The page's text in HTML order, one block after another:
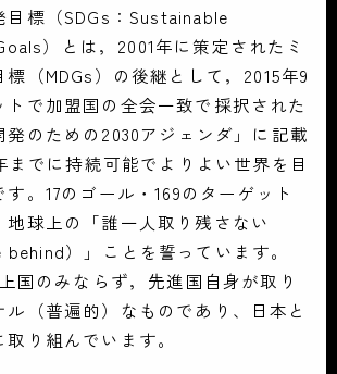
標（SDGs：Sustainable
）とは，2001年に策定されたミ
標（MDGs）の後継として，2015年9
トで加盟国の全会一致で採択された
発のための2030アジェンダ」に記載
までに持続可能でよりよい世界を目
。17のゴール・169のターゲット
地球上の「誰一人取り残さない
behind）」ことを誓っています。
国のみならず，先進国自身が取り
ル（普遍的）なものであり、日本と
り組んでいます。